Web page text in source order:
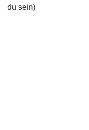
du sein)